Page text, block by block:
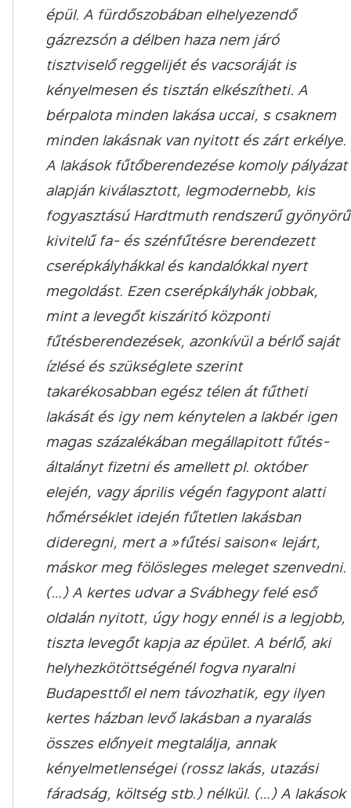
épül. A fürdőszobában elhelyezendő
gázrezsón a délben haza nem járó
tisztviselő reggelijét és vacsoráját is
kényelmesen és tisztán elkészítheti. A
bérpalota minden lakása uccai, s csaknem
minden lakásnak van nyitott és zárt erkélye.
A lakások fűtőberendezése komoly pályázat
alapján kiválasztott, legmodernebb, kis
fogyasztású Hardtmuth rendszerű gyönyörű
kivitelű fa- és szénfűtésre berendezett
cserépkályhákkal és kandalókkal nyert
megoldást. Ezen cserépkályhák jobbak,
mint a levegőt kiszáritó központi
fűtésberendezések, azonkívül a bérlő saját
ízlésé és szükséglete szerint
takarékosabban egész télen át fűtheti
lakását és igy nem kénytelen a lakbér igen
magas százalékában megállapitott fűtés-
általányt fizetni és amellett pl. október
elején, vagy április végén fagypont alatti
hőmérséklet idején fűtetlen lakásban
dideregni, mert a »fűtési saison« lejárt,
máskor meg fölösleges meleget szenvedni.
(…) A kertes udvar a Svábhegy felé eső
oldalán nyitott, úgy hogy ennél is a legjobb,
tiszta levegőt kapja az épület. A bérlő, aki
helyhezkötöttségénél fogva nyaralni
Budapesttől el nem távozhatik, egy ilyen
kertes házban levő lakásban a nyaralás
összes előnyeit megtalálja, annak
kényelmetlenségei (rossz lakás, utazási
fáradság, költség stb.) nélkül. (…) A lakások